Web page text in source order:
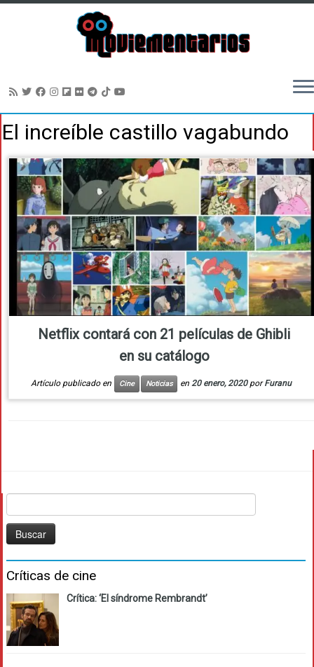
Saltar
alEl increíble castillo vagabundo
Netflix contará con 21 películas de Ghibli
en su catálogo
Artículo publicado en Cine Noticias en 20 enero, 2020 porFuranu
Críticas de cine
Crítica: ‘El síndrome Rembrandt’